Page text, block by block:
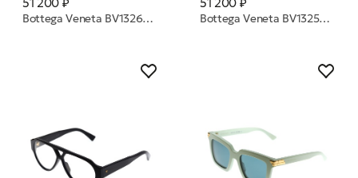
Bottega Veneta BV1326S 003 54 очки с/з Bottega Veneta BV1325S 003 51 очки с/з